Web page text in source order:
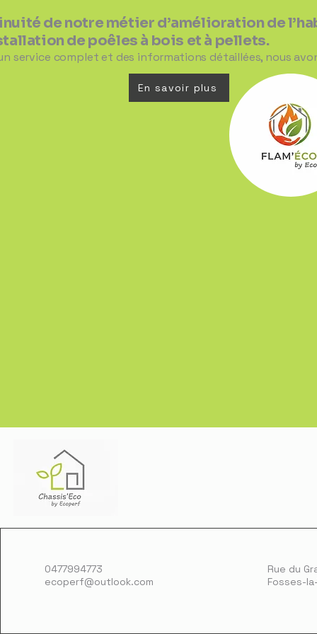
de notre métier d’amélioration de
de poêles à bois et à pellets.
service complet et des informations détaillées, nous
En savoir plus
0477994773
ecoperf@outlook.com
Rue du
Fosses-